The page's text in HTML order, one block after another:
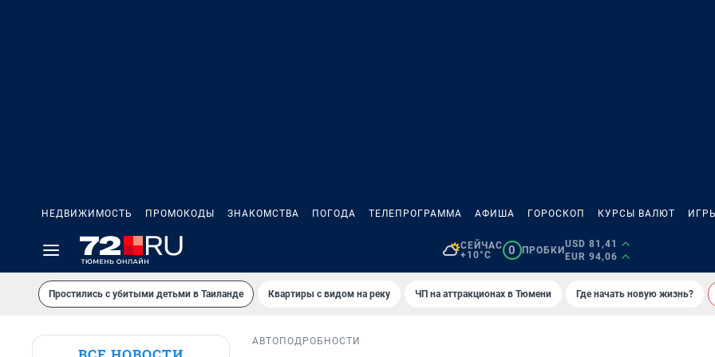
НЕДВИЖИМОСТЬ ПРОМОКОДЫ ЗНАКОМСТВА ПОГОДА ТЕЛЕПРОГРАММА АФИША ГОРОСКОП КУРСЫ ВАЛЮТ ИГРЫ
СЕЙЧАС
+10°C
0 ПРОБКИ
USD 81,41
EUR 94,06
Простились с убитыми детьми в Таиланде Квартиры с видом на реку ЧП на аттракционах в Тюмени Где начать новую жизнь?
АВТО ПОДРОБНОСТИ